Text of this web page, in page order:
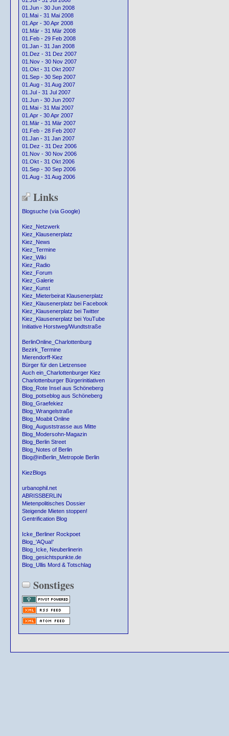
01.Jun - 30 Jun 2008
01.Mai - 31 Mai 2008
01.Apr - 30 Apr 2008
01.Mär - 31 Mär 2008
01.Feb - 29 Feb 2008
01.Jan - 31 Jan 2008
01.Dez - 31 Dez 2007
01.Nov - 30 Nov 2007
01.Okt - 31 Okt 2007
01.Sep - 30 Sep 2007
01.Aug - 31 Aug 2007
01.Jul - 31 Jul 2007
01.Jun - 30 Jun 2007
01.Mai - 31 Mai 2007
01.Apr - 30 Apr 2007
01.Mär - 31 Mär 2007
01.Feb - 28 Feb 2007
01.Jan - 31 Jan 2007
01.Dez - 31 Dez 2006
01.Nov - 30 Nov 2006
01.Okt - 31 Okt 2006
01.Sep - 30 Sep 2006
01.Aug - 31 Aug 2006
Links
Blogsuche (via Google)
Kiez_Netzwerk
Kiez_Klausenerplatz
Kiez_News
Kiez_Termine
Kiez_Wiki
Kiez_Radio
Kiez_Forum
Kiez_Galerie
Kiez_Kunst
Kiez_Mieterbeirat Klausenerplatz
Kiez_Klausenerplatz bei Facebook
Kiez_Klausenerplatz bei Twitter
Kiez_Klausenerplatz bei YouTube
Initiative Horstweg/Wundtstraße
BerlinOnline_Charlottenburg
Bezirk_Termine
Mierendorff-Kiez
Bürger für den Lietzensee
Auch ein_Charlottenburger Kiez
Charlottenburger Bürgerinitiativen
Blog_Rote Insel aus Schöneberg
Blog_potseblog aus Schöneberg
Blog_Graefekiez
Blog_Wrangelstraße
Blog_Moabit Online
Blog_Auguststrasse aus Mitte
Blog_Modersohn-Magazin
Blog_Berlin Street
Blog_Notes of Berlin
Blog@inBerlin_Metropole Berlin
KiezBlogs
urbanophil.net
ABRISSBERLIN
Mietenpolitisches Dossier
Steigende Mieten stoppen!
Gentrification Blog
Icke_Berliner Rockpoet
Blog_'AQua!'
Blog_Icke, Neuberlinerin
Blog_gesichtspunkte.de
Blog_Ullis Mord & Totschlag
Sonstiges